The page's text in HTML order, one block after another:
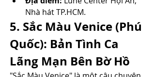
Nhà hát TP.HCM.
5. Sắc Màu Venice (Phú
Quốc): Bản Tình Ca
Lãng Mạn Bên Bờ Hồ